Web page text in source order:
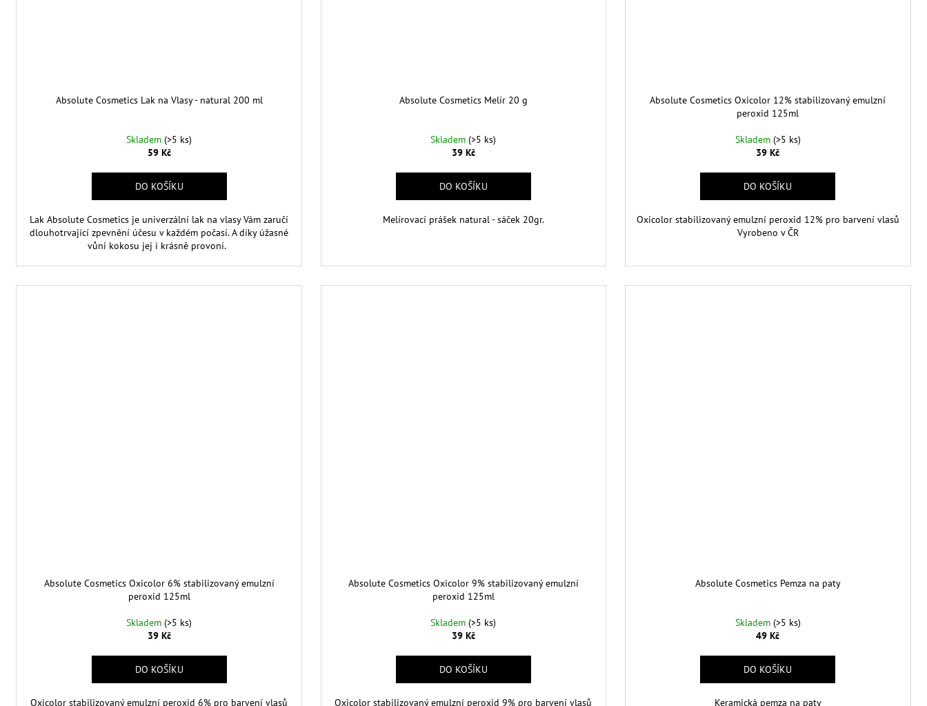
Absolute Cosmetics Lak na Vlasy - natural 200 ml
Skladem(>5 ks)
59 Kč
DO KOŠÍKU
Lak Absolute Cosmetics je univerzální lak na vlasy Vám zaručí
dlouhotrvající zpevnění účesu v každém počasí. A díky úžasné
vůni kokosu jej i krásně provoní.
Absolute Cosmetics Melír 20 g
Skladem(>5 ks)
39 Kč
DO KOŠÍKU
Melírovací prášek natural - sáček 20gr.
Absolute Cosmetics Oxicolor 12% stabilizovaný emulzní
peroxid 125ml
Skladem (>5 ks)
39 Kč
DO KOŠÍKU
Oxicolor stabilizovaný emulzní peroxid 12% pro barvení vlasů
Vyrobeno v ČR
Absolute Cosmetics Oxicolor 6% stabilizovaný emulzní
peroxid 125ml
Skladem(>5 ks)
39 Kč
DO KOŠÍKU
Oxicolor stabilizovaný emulzní peroxid 6% pro barvení vlasů
Absolute Cosmetics Oxicolor 9% stabilizovaný emulzní
peroxid 125ml
Skladem(>5 ks)
39 Kč
DO KOŠÍKU
Oxicolor stabilizovaný emulzní peroxid 9% pro barvení vlasů
Absolute Cosmetics Pemza na paty
Skladem (>5 ks)
49 Kč
DO KOŠÍKU
Keramická pemza na paty